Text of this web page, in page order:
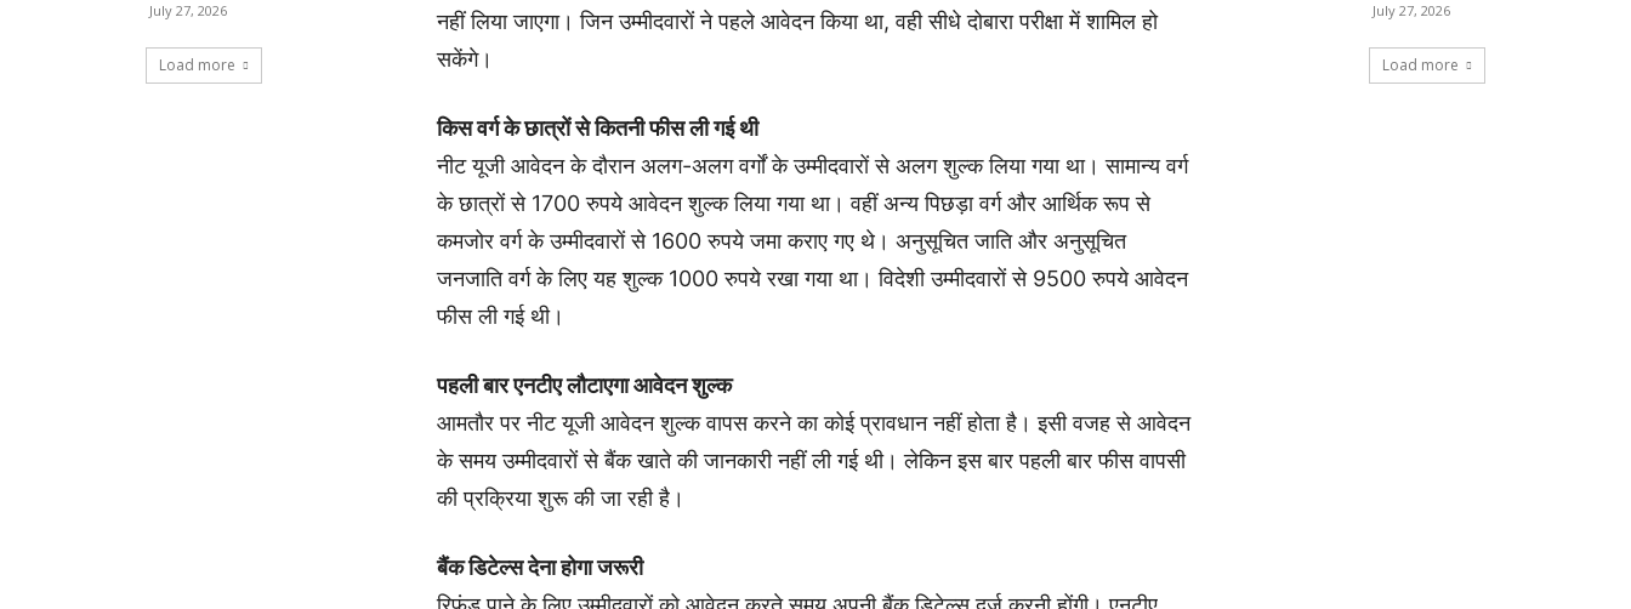
July 27, 2026
Load more
नहीं लिया जाएगा। जिन उम्मीदवारों ने पहले आवेदन किया था, वही सीधे दोबारा परीक्षा में शामिल हो
सकेंगे।
किस वर्ग के छात्रों से कितनी फीस ली गई थी
नीट यूजी आवेदन के दौरान अलग-अलग वर्गों के उम्मीदवारों से अलग शुल्क लिया गया था। सामान्य वर्ग
के छात्रों से 1700 रुपये आवेदन शुल्क लिया गया था। वहीं अन्य पिछड़ा वर्ग और आर्थिक रूप से
कमजोर वर्ग के उम्मीदवारों से 1600 रुपये जमा कराए गए थे। अनुसूचित जाति और अनुसूचित
जनजाति वर्ग के लिए यह शुल्क 1000 रुपये रखा गया था। विदेशी उम्मीदवारों से 9500 रुपये आवेदन
फीस ली गई थी।
पहली बार एनटीए लौटाएगा आवेदन शुल्क
आमतौर पर नीट यूजी आवेदन शुल्क वापस करने का कोई प्रावधान नहीं होता है। इसी वजह से आवेदन
के समय उम्मीदवारों से बैंक खाते की जानकारी नहीं ली गई थी। लेकिन इस बार पहली बार फीस वापसी
की प्रक्रिया शुरू की जा रही है।
बैंक डिटेल्स देना होगा जरूरी
July 27, 2026
Load more